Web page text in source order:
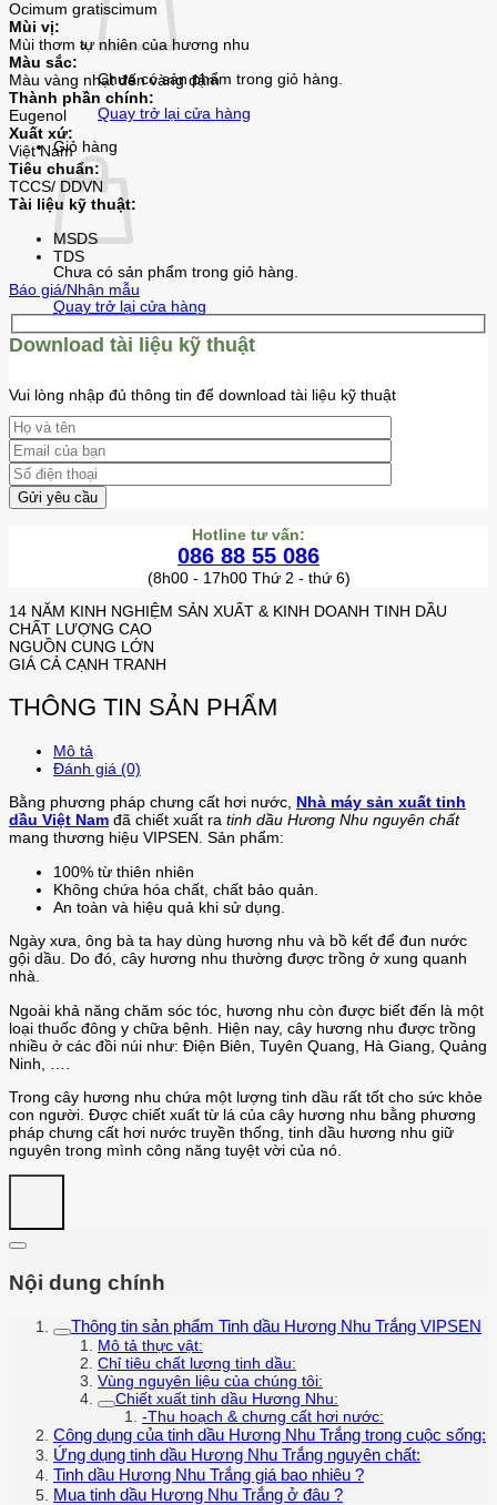
Chưa có sản phẩm trong giỏ hàng.
Quay trở lại cửa hàng
Giỏ hàng
Chưa có sản phẩm trong giỏ hàng.
Quay trở lại cửa hàng
Ocimum gratiscimum
Mùi vị:
Mùi thơm tự nhiên của hương nhu
Màu sắc:
Màu vàng nhạt đến vàng đậm
Thành phần chính:
Eugenol
Xuất xứ:
Việt Nam
Tiêu chuẩn:
TCCS/ DDVN
Tài liệu kỹ thuật:
MSDS
TDS
Báo giá/Nhận mẫu
Download tài liệu kỹ thuật
Vui lòng nhập đủ thông tin để download tài liệu kỹ thuật
Hotline tư vấn:
086 88 55 086
(8h00 - 17h00 Thứ 2 - thứ 6)
14 NĂM KINH NGHIỆM SẢN XUẤT & KINH DOANH TINH DẦU
CHẤT LƯỢNG CAO
NGUỒN CUNG LỚN
GIÁ CẢ CẠNH TRANH
THÔNG TIN SẢN PHẨM
Mô tả
Đánh giá (0)
Bằng phương pháp chưng cất hơi nước, Nhà máy sản xuất tinh
dầu Việt Nam đã chiết xuất ra tinh dầu Hương Nhu nguyên chất
mang thương hiệu VIPSEN. Sản phẩm:
100% từ thiên nhiên
Không chứa hóa chất, chất bảo quản.
An toàn và hiệu quả khi sử dụng.
Ngày xưa, ông bà ta hay dùng hương nhu và bồ kết để đun nước
gội dầu. Do đó, cây hương nhu thường được trồng ở xung quanh
nhà.
Ngoài khả năng chăm sóc tóc, hương nhu còn được biết đến là một
loại thuốc đông y chữa bệnh. Hiện nay, cây hương nhu được trồng
nhiều ở các đồi núi như: Điện Biên, Tuyên Quang, Hà Giang, Quảng
Ninh, ….
Trong cây hương nhu chứa một lượng tinh dầu rất tốt cho sức khỏe
con người. Được chiết xuất từ lá của cây hương nhu bằng phương
pháp chưng cất hơi nước truyền thống, tinh dầu hương nhu giữ
nguyên trong mình công năng tuyệt vời của nó.
Nội dung chính
Thông tin sản phẩm Tinh dầu Hương Nhu Trắng VIPSEN
Mô tả thực vật:
Chỉ tiêu chất lượng tinh dầu:
Vùng nguyên liệu của chúng tôi:
Chiết xuất tinh dầu Hương Nhu:
-Thu hoạch & chưng cất hơi nước:
Công dụng của tinh dầu Hương Nhu Trắng trong cuộc sống:
Ứng dụng tinh dầu Hương Nhu Trắng nguyên chất:
Tinh dầu Hương Nhu Trắng giá bao nhiêu ?
Mua tinh dầu Hương Nhu Trắng ở đâu ?